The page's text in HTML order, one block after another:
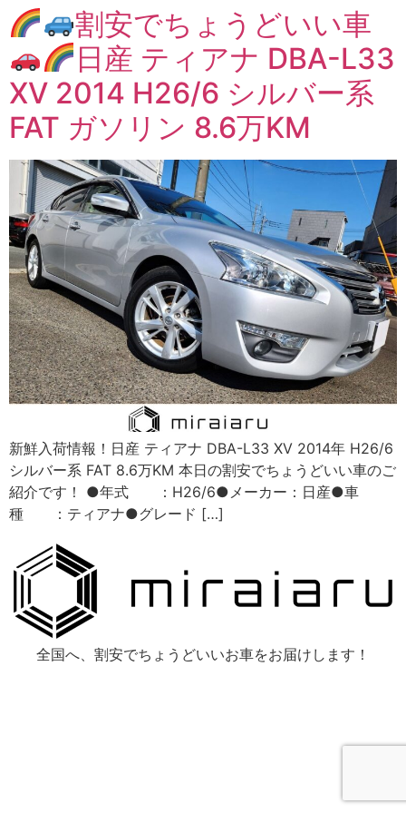
割安でちょうどいい車
日産 ティアナ DBA-L33
XV 2014 H26/6 シルバー系
FAT ガソリン 8.6万KM
新鮮入荷情報！日産 ティアナ DBA-L33 XV 2014年 H26/6
シルバー系 FAT 8.6万KM 本日の割安でちょうどいい車のご
紹介です！ ●年式 ：H26/6●メーカー：日産●車
種 ：ティアナ●グレード […]
全国へ、割安でちょうどいいお車をお届けします！